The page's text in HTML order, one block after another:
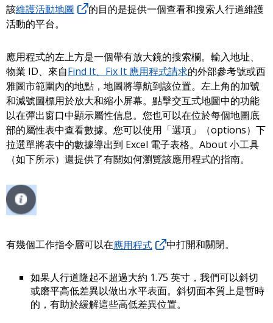
該維護活動地圖
的目的是提供一個查看和搜索人行道維護
活動的平台。
應用程式的左上方是一個帶有放大鏡的搜索欄。輸入地址、
物業 ID、來自Find It、Fix It 應用程式請求的外部參考號或西
雅圖市範圍內的地點，地圖將導航到該位置。左上角的加號
和減號圖標用於放大和縮小屏幕。點擊交互式地圖中的功能
以在彈出窗口中顯示屬性信息。您也可以在位於每個地圖底
部的屬性表中查看數據。您可以使用「選項」（options）下
拉選單將表中的數據導出到 Excel 電子表格。About 小工具
（如下所示）還提供了有關如何瀏覽該應用程式的指南。
有幾個工作指令層可以在應用程式 中打開和關閉。
如果人行道隆起不超過大約 1.75 英寸，我們可以斜切
或磨平高低差異以做出水平表面。斜切面本質上是暫時
的，有助於緩解這些高低差異位置。